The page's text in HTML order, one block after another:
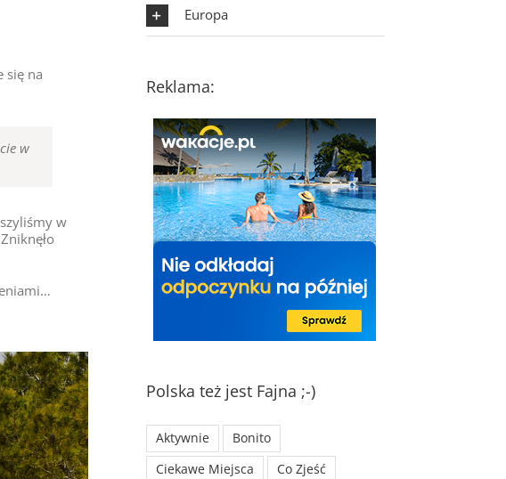
się na
w
w
Europa
Reklama:
Polska też jest Fajna ;-)
Aktywnie
Bonito
Ciekawe Miejsca
Co Zjeść